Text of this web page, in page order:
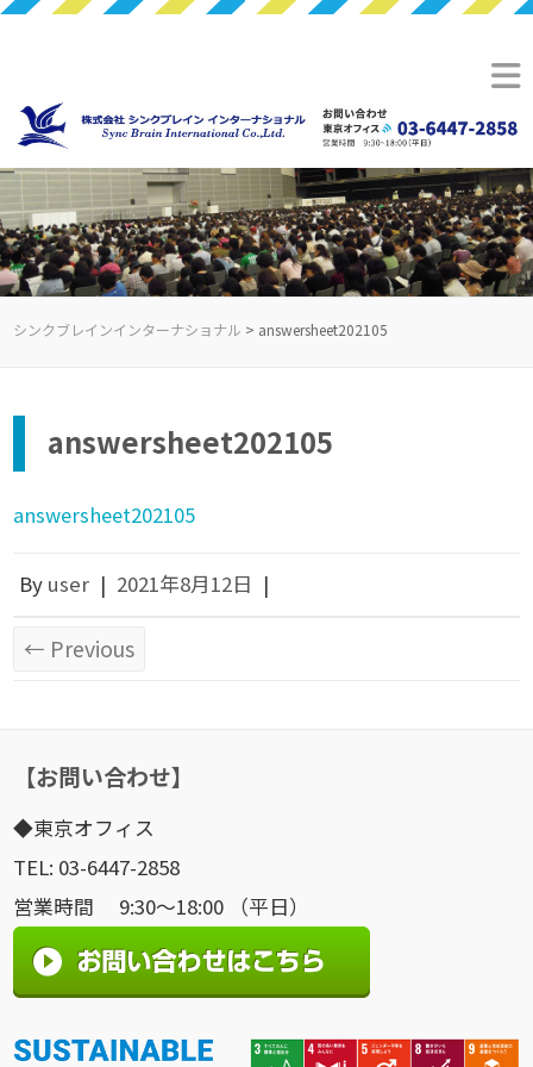
シンクブレインインターナショナル > answersheet202105
answersheet202105
answersheet202105
By user | 2021年8月12日 |
← Previous
【お問い合わせ】
◆東京オフィス
TEL: 03-6447-2858
営業時間 9:30～18:00 （平日）